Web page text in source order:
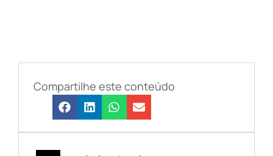
Compartilhe este conteúdo